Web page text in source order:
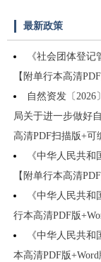
最新政策
《社会团体登记
【附单行本高清
自然资发〔
局关于进一步做好
高清PDF扫描版+可
《中华人民共
【附单行本高清
《中华人民共
行本高清PDF版
《中华人民共
本高清PDF版+Word